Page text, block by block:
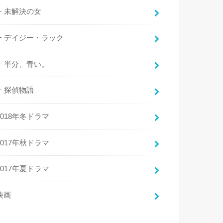
未解決の女
デイジー・ラック
半分、青い。
探偵物語
年冬ドラマ
年秋ドラマ
年夏ドラマ
画